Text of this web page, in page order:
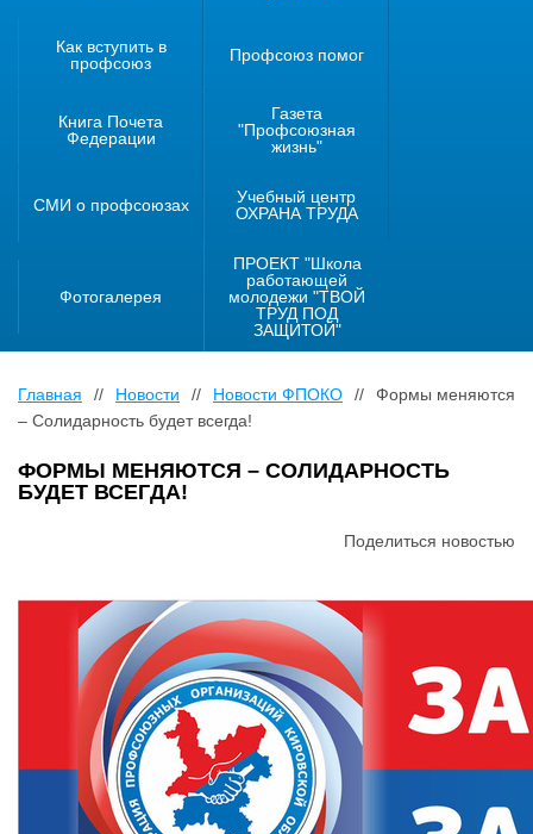
Как вступить в
профсоюз
Профсоюз помог
Книга Почета
Федерации
Газета
"Профсоюзная
жизнь"
СМИ о профсоюзах
Учебный центр
ОХРАНА ТРУДА
Фотогалерея
ПРОЕКТ "Школа
работающей
молодежи "ТВОЙ
ТРУД ПОД
ЗАЩИТОЙ"
Главная // Новости // Новости ФПОКО //
Формы меняются
– Солидарность будет всегда!
ФОРМЫ МЕНЯЮТСЯ – СОЛИДАРНОСТЬ
БУДЕТ ВСЕГДА!
Поделиться новостью